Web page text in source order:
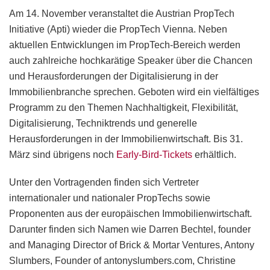
Am 14. November veranstaltet die Austrian PropTech
Initiative (Apti) wieder die PropTech Vienna. Neben
aktuellen Entwicklungen im PropTech-Bereich werden
auch zahlreiche hochkarätige Speaker über die Chancen
und Herausforderungen der Digitalisierung in der
Immobilienbranche sprechen. Geboten wird ein vielfältiges
Programm zu den Themen Nachhaltigkeit, Flexibilität,
Digitalisierung, Techniktrends und generelle
Herausforderungen in der Immobilienwirtschaft. Bis 31.
März sind übrigens noch Early-Bird-Tickets erhältlich.
Unter den Vortragenden finden sich Vertreter
internationaler und nationaler PropTechs sowie
Proponenten aus der europäischen Immobilienwirtschaft.
Darunter finden sich Namen wie Darren Bechtel, founder
and Managing Director of Brick & Mortar Ventures, Antony
Slumbers, Founder of antonyslumbers.com, Christine